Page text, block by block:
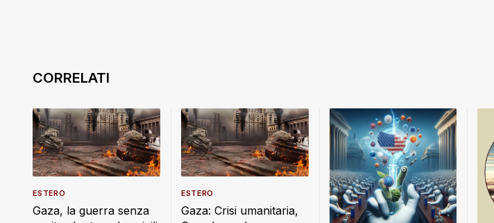
Gaza, la guerra senza
ESTERO
Gaza: Crisi umanitaria,
ESTERO